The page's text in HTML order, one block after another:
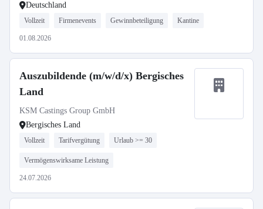
Deutschland
Vollzeit Firmenevents Gewinnbeteiligung Kantine
01.08.2026
Auszubildende (m/w/d/x) Bergisches
Land
KSM Castings Group GmbH
Bergisches Land
Vollzeit Tarifvergütung Urlaub >= 30
Vermögenswirksame Leistung
24.07.2026